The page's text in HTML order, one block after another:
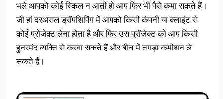
भले आपको कोई स्किल न आती हो आप फिर भी पैसे कमा सकते हैं।
जी हां दरअसल ड्रॉपशिपिंग में आपको किसी कंपनी या क्लाइंट से
कोई प्रोजेक्ट लेना होता है और फिर उस प्रॉजेक्ट को आप किसी
हुनरमंद व्यक्ति से करवा सकते हैं और बीच में तगड़ा कमीशन ले
सकते हैं।